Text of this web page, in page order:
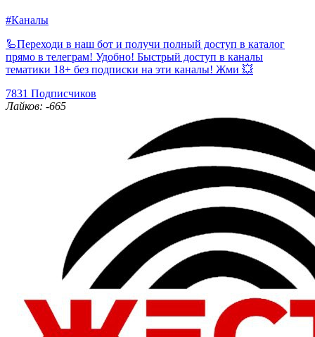
#Каналы
🦾Переходи в наш бот и получи полный доступ в каталог
прямо в телеграм! Удобно! Быстрый доступ в каналы
тематики 18+ без подписки на эти каналы! Жми 💥
7831 Подписчиков
Лайков: -665